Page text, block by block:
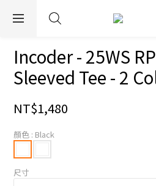
EXPRESS
Incoder - 25WS
Sleeved Tee - 2
NT$1,480
顏色 : Black
尺寸